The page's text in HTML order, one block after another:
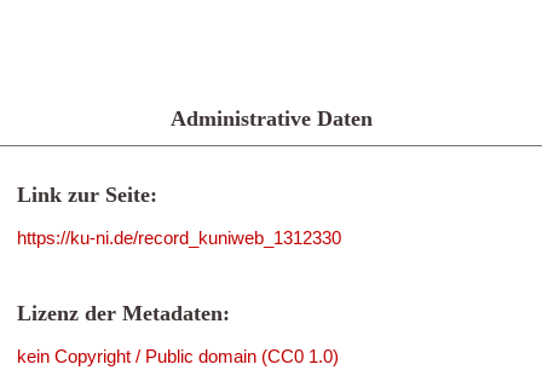
Administrative Daten
Link zur Seite:
https://ku-ni.de/record_kuniweb_1312330
Lizenz der Metadaten:
kein Copyright / Public domain (CC0 1.0)